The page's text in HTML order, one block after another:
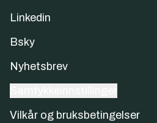
Linkedin
Bsky
Nyhetsbrev
Vilkår og bruksbetingelser